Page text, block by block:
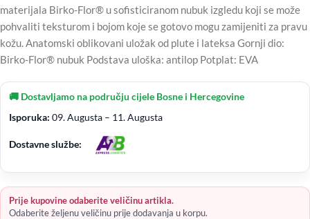
materijala Birko-Flor® u sofisticiranom nubuk izgledu koji se može
pohvaliti teksturom i bojom koje se gotovo mogu zamijeniti za pravu
kožu. Anatomski oblikovani uložak od plute i lateksa Gornji dio:
Birko-Flor® nubuk Podstava uloška: antilop Potplat: EVA
🚚 Dostavljamo na području cijele Bosne i Hercegovine
Isporuka: 09. Augusta – 11. Augusta
Dostavne službe:
Prije kupovine odaberite veličinu artikla.
Odaberite željenu veličinu prije dodavanja u korpu.